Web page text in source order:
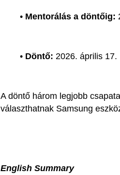
• Mentorálás a döntőig:
• Döntő: 2026. április 17.
A döntő három legjobb
választhatnak Samsung
English Summary